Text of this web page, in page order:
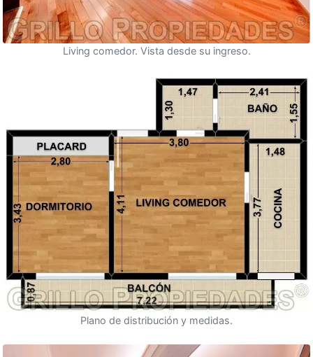
Living comedor. Vista desde su ingreso.
Plano de distribución y medidas.